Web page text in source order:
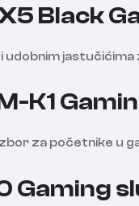
Black
udobnim jastučićima
K1
za početnike u
Gaming